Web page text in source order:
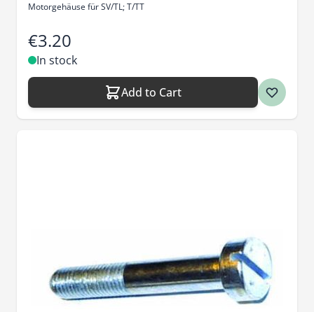
Motorgehäuse für SV/TL; T/TT
€3.20
In stock
Add to Cart